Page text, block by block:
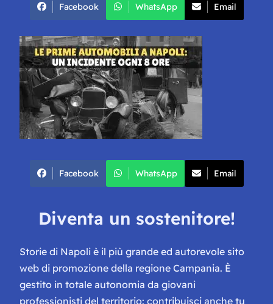
Facebook WhatsApp Email
Facebook WhatsApp Email
Diventa un sostenitore!
Storie di Napoli è il più grande ed autorevole sito
web di promozione della regione Campania. È
gestito in totale autonomia da giovani
professionisti del territorio: contribuisci anche tu